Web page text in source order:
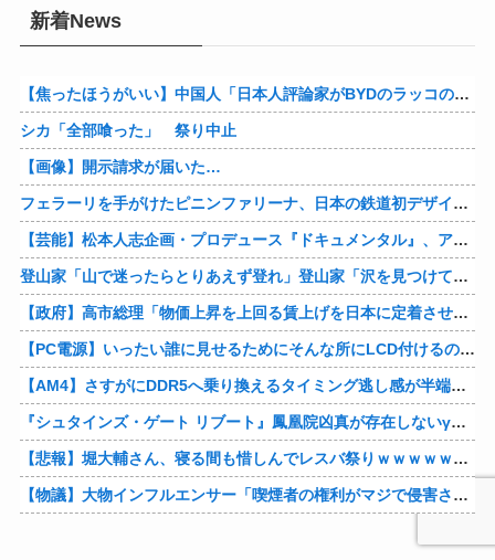
新着News
【焦ったほうがいい】中国人「日本人評論家がBYDのラッコの装備を褒めてるけど中国では基本的な装備やぞ…？」
シカ「全部喰った」 祭り中止
【画像】開示請求が届いた…
フェラーリを手がけたピニンファリーナ、日本の鉄道初デザイン。南海電鉄が新たな空港特急をなにわ筋線へ導入
【芸能】松本人志企画・プロデュース『ドキュメンタル』、アメリカで初の制作が決定
登山家「山で迷ったらとりあえず登れ」登山家「沢を見つけて下山しろ」←これ結局どっちが正解なの？
【政府】高市総理「物価上昇を上回る賃上げを日本に定着させる」 国家公務員月給3.51％増へ 人事院の勧告を受け
【PC電源】いったい誰に見せるためにそんな所にLCD付けるのかな
【AM4】さすがにDDR5へ乗り換えるタイミング逃し感が半端ない
『シュタインズ・ゲート リブート』鳳凰院凶真が存在しないγ（ガンマ）世界線が追加される
【悲報】堀大輔さん、寝る間も惜しんでレスバ祭りｗｗｗｗｗｗｗｗｗｗｗｗｗｗｗｗｗｗｗｗｗｗｗｗ他
【物議】大物インフルエンサー「喫煙者の権利がマジで侵害されてる。いくら税金払ってるんだ」他